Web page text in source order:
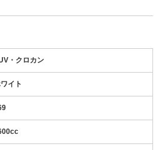
・クロカン
イト